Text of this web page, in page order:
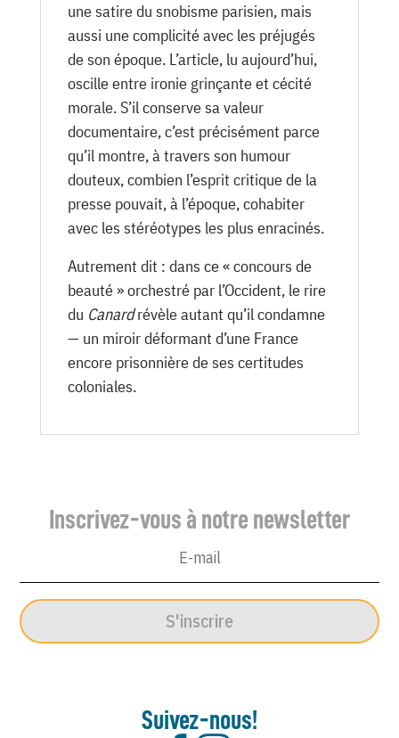
une satire du snobisme parisien, mais
aussi une complicité avec les préjugés
de son époque. L’article, lu aujourd’hui,
oscille entre ironie grinçante et cécité
morale. S’il conserve sa valeur
documentaire, c’est précisément parce
qu’il montre, à travers son humour
douteux, combien l’esprit critique de la
presse pouvait, à l’époque, cohabiter
avec les stéréotypes les plus enracinés.
Autrement dit : dans ce « concours de
beauté » orchestré par l’Occident, le rire
du Canardrévèle autant qu’il condamne
— un miroir déformant d’une France
encore prisonnière de ses certitudes
coloniales.
Inscrivez-vous à notre newsletter
S'inscrire
Suivez-nous!